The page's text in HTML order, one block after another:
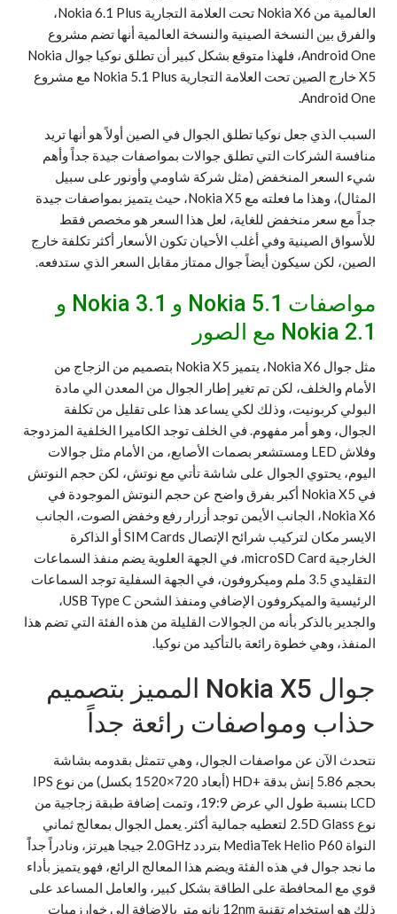
العالمية من Nokia X6 تحت العلامة التجارية Nokia 6.1 Plus،
والفرق بين النسخة الصينية والنسخة العالمية أنها تضم مشروع
Android One، فلهذا متوقع بشكل كبير أن تطلق نوكيا جوال Nokia
X5 خارج الصين تحت العلامة التجارية Nokia 5.1 Plus مع مشروع
Android One.
السبب الذي جعل نوكيا تطلق الجوال في الصين أولاً هو أنها تريد
منافسة الشركات التي تطلق جوالات بمواصفات جيدة جداً وأهم
شيء السعر المنخفض (مثل شركة شاومي وأونور على سبيل
المثال)، وهذا ما فعلته مع Nokia X5، حيث يتميز بمواصفات جيدة
جداً مع سعر منخفض للغاية، لعل هذا السعر هو مخصص فقط
للأسواق الصينية وفي أغلب الأحيان تكون الأسعار أكثر تكلفة خارج
الصين، لكن سيكون أيضاً جوال ممتاز مقابل السعر الذي ستدفعه.
مواصفات Nokia 5.1 و 3.1 Nokia و
2.1 Nokia مع الصور
مثل جوال Nokia X6، يتميز Nokia X5 بتصميم من الزجاج من
الأمام والخلف، لكن تم تغير إطار الجوال من المعدن الي مادة
البولي كربونيت، وذلك لكي يساعد هذا على تقليل من تكلفة
الجوال، وهو أمر مفهوم. في الخلف توجد الكاميرا الخلفية المزدوجة
وفلاش LED ومستشعر بصمات الأصابع، من الأمام مثل جوالات
اليوم، يحتوي الجوال على شاشة تأتي مع نوتش، لكن حجم النوتش
في Nokia X5 أكبر بفرق واضح عن حجم النوتش الموجودة في
Nokia X6، الجانب الأيمن توجد أزرار رفع وخفض الصوت، الجانب
الايسر مكان لتركيب شرائح الإتصال SIM Cards أو الذاكرة
الخارجية microSD Card، في الجهة العلوية يضم منفذ السماعات
التقليدي 3.5 ملم وميكروفون، في الجهة السفلية توجد السماعات
الرئيسية والميكروفون الإضافي ومنفذ الشحن USB Type C،
والجدير بالذكر بأنه من الجوالات القليلة من هذه الفئة التي تضم هذا
المنفذ، وهي خطوة رائعة بالتأكيد من نوكيا.
جوال Nokia X5 المميز بتصميم
حذاب ومواصفات رائعة جداً
نتحدث الآن عن مواصفات الجوال، وهي تتمثل بقدومه بشاشة
بحجم 5.86 إنش بدقة +HD (أبعاد 720×1520 بكسل) من نوع IPS
LCD بنسبة طول الي عرض 19:9، وتمت إضافة طبقة زجاجية من
نوع 2.5D Glass لتعطيه جمالية أكثر. يعمل الجوال بمعالج ثماني
النواة MediaTek Helio P60 بتردد 2.0GHz جيجا هيرتز، ونادراً جداًَ
ما نجد جوال في هذه الفئة ويضم هذا المعالج الرائع، فهو يتميز بأداء
قوي مع المحافطة على الطاقة بشكل كبير، والعامل المساعد على
ذلك هو إستخدام تقنية 12nm نانو متر بالإضافة الي خوارزميات